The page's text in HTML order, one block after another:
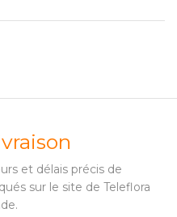
et délais précis de
sur le site de Teleflora